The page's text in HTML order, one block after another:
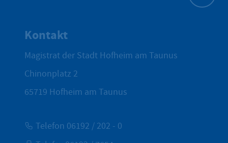
Kontakt
Magistrat der Stadt Hofheim am Taunus
Chinonplatz 2
65719 Hofheim am Taunus
Telefon 06192 / 202 - 0